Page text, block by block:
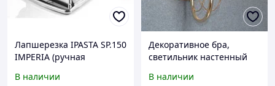
Лапшерезка IPASTA SP.150
IMPERIA (ручная
В наличии
Декоративное бра,
светильник настенный
MMD-454164
В наличии